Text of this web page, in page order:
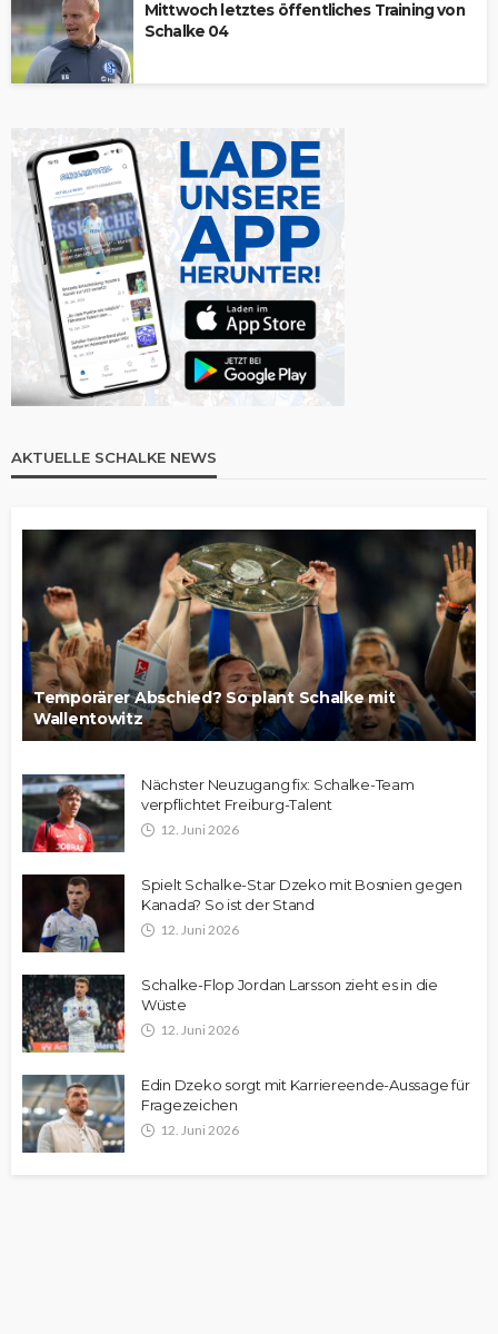
Mittwoch letztes öffentliches Training von
Schalke 04
AKTUELLE SCHALKE NEWS
Temporärer Abschied? So plant Schalke mit
Wallentowitz
Nächster Neuzugang fix: Schalke-Team
verpflichtet Freiburg-Talent
12. Juni 2026
Spielt Schalke-Star Dzeko mit Bosnien gegen
Kanada? So ist der Stand
12. Juni 2026
Schalke-Flop Jordan Larsson zieht es in die
Wüste
12. Juni 2026
Edin Dzeko sorgt mit Karriereende-Aussage für
Fragezeichen
12. Juni 2026